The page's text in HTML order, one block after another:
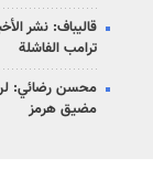
قاليباف: نشر
ترامب الفاشلة
محسن رضائي:
مضيق هرمز